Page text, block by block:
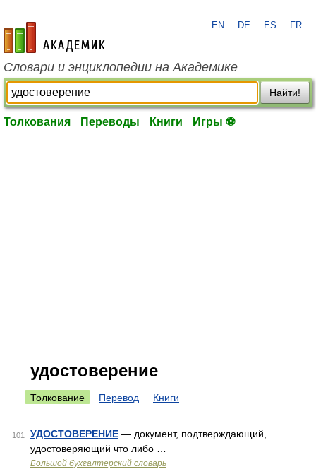
academic.ru
EN DE ES FR
Словари и энциклопедии на Академике
Найти!
Толкования Переводы Книги Игры ⚽
удостоверение
Толкование Перевод Книги
101 УДОСТОВЕРЕНИЕ — документ, подтверждающий,
удостоверяющий что либо …
Большой бухгалтерский словарь